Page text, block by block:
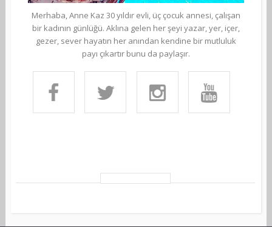
Merhaba, Anne Kaz 30 yıldır evli, üç çocuk annesi, çalışan
bir kadının günlüğü. Aklına gelen her şeyi yazar, yer, içer,
gezer, sever hayatın her anından kendine bir mutluluk
payı çıkartır bunu da paylaşır.